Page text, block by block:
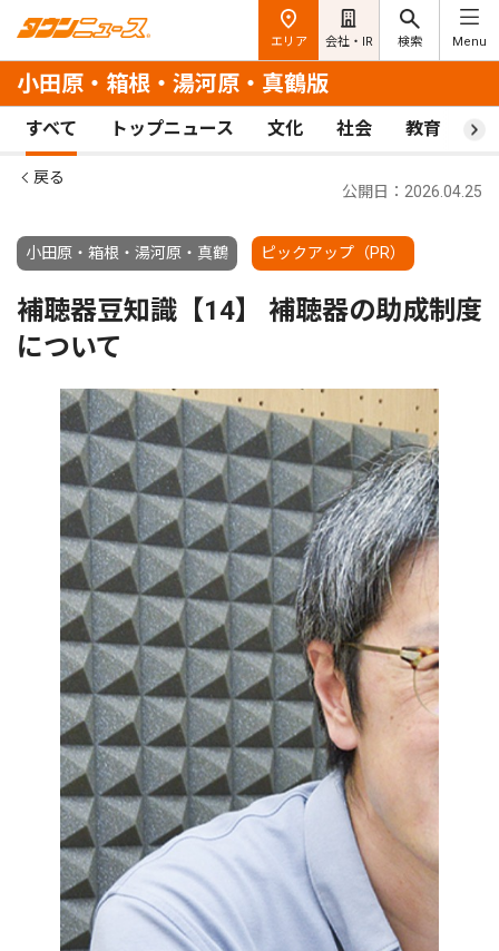
エリア 会社・IR 検索 Menu
小田原・箱根・湯河原・真鶴版
すべて トップニュース 文化 社会 教育 ス
戻る
小田原・箱根・湯河原・真鶴 ピックアップ（PR）
公開日：2026.04.25
補聴器豆知識【14】 補聴器の助成制度
について